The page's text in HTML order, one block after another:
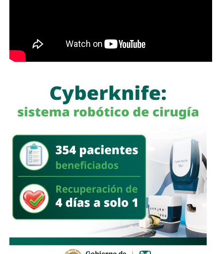
Lomas Racquet Club, organismos empresariales y
representantes ciudadanos, quienes acompañaron al
Alcalde durante el encendido del nuevo sistema de
iluminación y reconocieron el beneficio que representa
sector.